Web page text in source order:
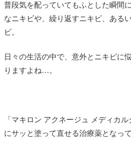
普段気を配っていてもふとした瞬間
なニキビや、繰り返すニキビ、ある
ビ。
日々の生活の中で、意外とニキビに
りますよね…。
「マキロン アクネージュ メディカ
にサッと塗って直せる治療薬となっ